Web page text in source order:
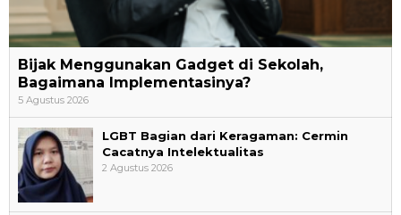
Bijak Menggunakan Gadget di Sekolah,
Bagaimana Implementasinya?
5 Agustus 2026
LGBT Bagian dari Keragaman: Cermin
Cacatnya Intelektualitas
2 Agustus 2026